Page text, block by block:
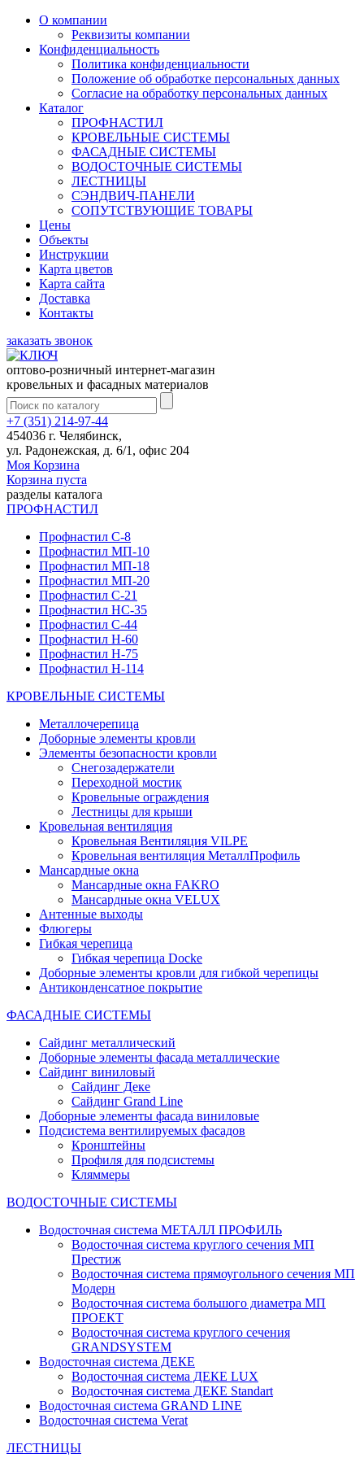
О компании
Реквизиты компании
Конфиденциальность
Политика конфиденциальности
Положение об обработке персональных данных
Согласие на обработку персональных данных
Каталог
ПРОФНАСТИЛ
КРОВЕЛЬНЫЕ СИСТЕМЫ
ФАСАДНЫЕ СИСТЕМЫ
ВОДОСТОЧНЫЕ СИСТЕМЫ
ЛЕСТНИЦЫ
СЭНДВИЧ-ПАНЕЛИ
СОПУТСТВУЮЩИЕ ТОВАРЫ
Цены
Объекты
Инструкции
Карта цветов
Карта сайта
Доставка
Контакты
заказать звонок
оптово-розничный интернет-магазин
кровельных и фасадных материалов
+7 (351) 214-97-44
454036 г. Челябинск,
ул. Радонежская, д. 6/1, офис 204
Моя Корзина
Корзина пуста
разделы каталога
ПРОФНАСТИЛ
Профнастил С-8
Профнастил МП-10
Профнастил МП-18
Профнастил МП-20
Профнастил С-21
Профнастил НС-35
Профнастил С-44
Профнастил Н-60
Профнастил Н-75
Профнастил Н-114
КРОВЕЛЬНЫЕ СИСТЕМЫ
Металлочерепица
Доборные элементы кровли
Элементы безопасности кровли
Снегозадержатели
Переходной мостик
Кровельные ограждения
Лестницы для крыши
Кровельная вентиляция
Кровельная Вентиляция VILPE
Кровельная вентиляция МеталлПрофиль
Мансардные окна
Мансардные окна FAKRO
Мансардные окна VELUX
Антенные выходы
Флюгеры
Гибкая черепица
Гибкая черепица Docke
Доборные элементы кровли для гибкой черепицы
Антиконденсатное покрытие
ФАСАДНЫЕ СИСТЕМЫ
Сайдинг металлический
Доборные элементы фасада металлические
Сайдинг виниловый
Сайдинг Деке
Сайдинг Grand Line
Доборные элементы фасада виниловые
Подсистема вентилируемых фасадов
Кронштейны
Профиля для подсистемы
Кляммеры
ВОДОСТОЧНЫЕ СИСТЕМЫ
Водосточная система МЕТАЛЛ ПРОФИЛЬ
Водосточная система круглого сечения МП
Престиж
Водосточная система прямоугольного сечения МП
Модерн
Водосточная система большого диаметра МП
ПРОЕКТ
Водосточная система круглого сечения
GRANDSYSTEM
Водосточная система ДЕКЕ
Водосточная система ДЕКЕ LUX
Водосточная система ДЕКЕ Standart
Водосточная система GRAND LINE
Водосточная система Verat
ЛЕСТНИЦЫ